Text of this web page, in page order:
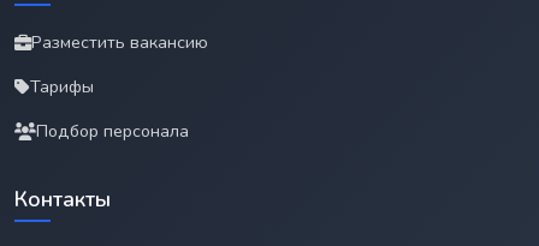
Разместить вакансию
Тарифы
Подбор персонала
Контакты